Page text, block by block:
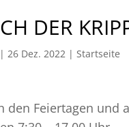
DER
|26 Dez. 2022 |Startseite
den Feiertagen und